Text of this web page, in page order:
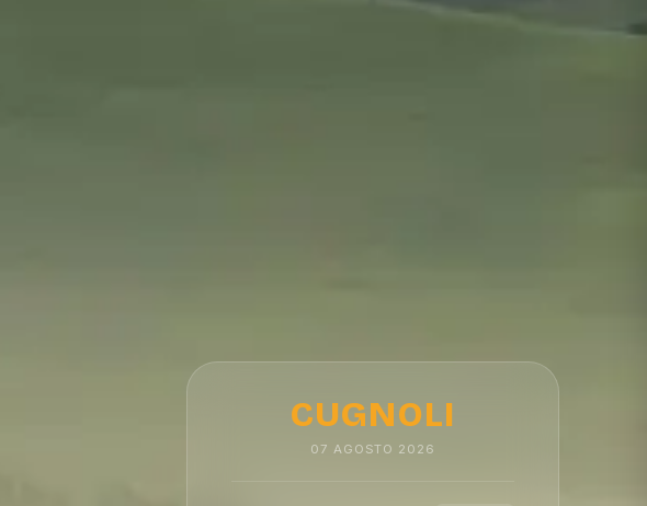
CUGNOLI
07 AGOSTO 2026